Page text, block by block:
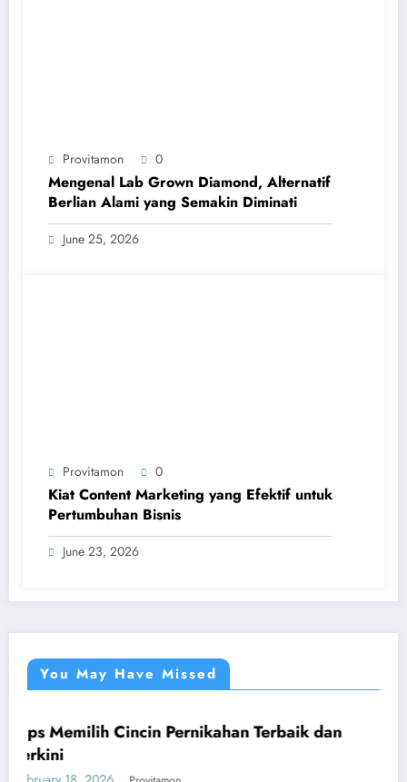
Provitamon 0
Mengenal Lab Grown Diamond, Alternatif
Berlian Alami yang Semakin Diminati
June 25, 2026
Provitamon 0
Kiat Content Marketing yang Efektif untuk
Pertumbuhan Bisnis
June 23, 2026
You May Have Missed
Cincin Pernikahan Terbaik dan
Panduan